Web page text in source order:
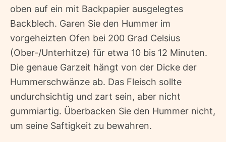
oben auf ein mit Backpapier ausgelegtes
Backblech. Garen Sie den Hummer im
vorgeheizten Ofen bei 200 Grad Celsius
(Ober-/Unterhitze) für etwa 10 bis 12 Minuten.
Die genaue Garzeit hängt von der Dicke der
Hummerschwänze ab. Das Fleisch sollte
undurchsichtig und zart sein, aber nicht
gummiartig. Überbacken Sie den Hummer nicht,
um seine Saftigkeit zu bewahren.